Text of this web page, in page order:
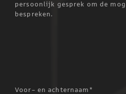
persoonlijk gesprek om de
bespreken.
Voor- en achternaam*